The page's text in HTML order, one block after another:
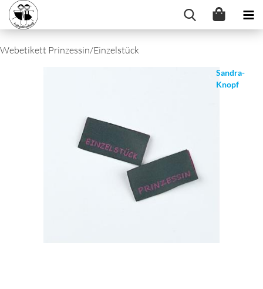
Webetikett Prinzessin/Einzelstück
Sandra-
Knopf